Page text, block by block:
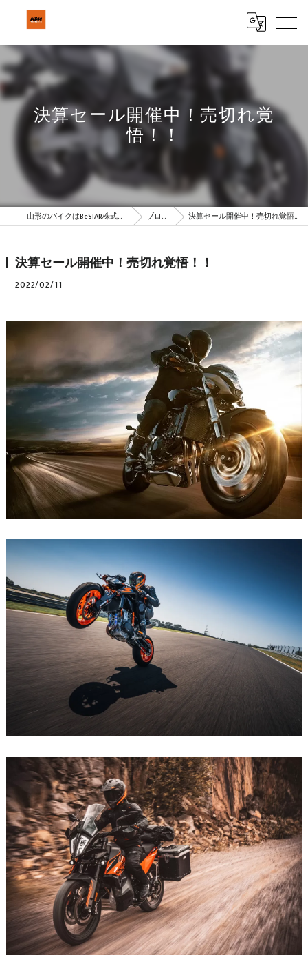
決算セール開催中！売切れ覚
悟！！
山形のバイクはBeSTAR株式会社 ブログ 決算セール開催中！売切れ覚悟！！
決算セール開催中！売切れ覚悟！！
2022/02/11